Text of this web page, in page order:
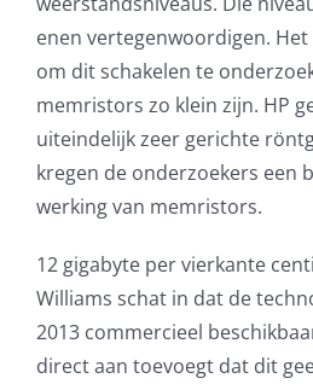
enen vertegenwoordigen.
om dit schakelen te
memristors zo klein zijn. HP
uiteindelijk zeer gerichte
kregen de onderzoekers een
werking van memristors.
12 gigabyte per vierkante
Williams schat in dat de
2013 commercieel
direct aan toevoegt dat dit